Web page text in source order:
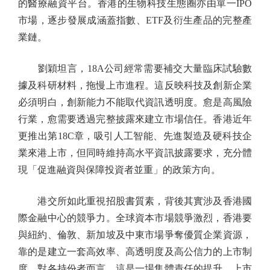
的醫療融資平台。香港的生物科技生態圈亦由單一IPO
市場，逐步發展成涵蓋指數、ETF及衍生產品的完整產
業鏈。
劉穎坦言，18A公司經常需要補交大量臨床試驗數
據及科研材料，拖慢上市進程。這反映科技及創新企業
必須明白，創新能力不能取代資訊透明度。愈是高風險
行業，愈需要透過完整披露來建立市場信任。香港近年
更推出第18C章，吸引人工智能、先進製造及硬科技企
業來港上市，但同時維持高水平資訊披露要求，充分體
現「促進融資與保障投資者並重」的政策方向。
港交所如此重視招股書質素，背後其實涉及香港國
際金融中心的競爭力。全球資本市場競爭激烈，香港要
與紐約、倫敦、新加坡及中東市場爭奪優質企業資源，
靠的是建立一套高效率、高透明度及高公信力的上市制